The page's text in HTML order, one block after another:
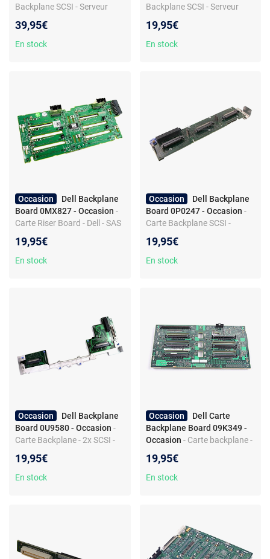
Backplane SCSI - Serveur
39,95€
En stock
Backplane SCSI - Serveur
19,95€
En stock
Occasion
Dell Backplane
Board 0MX827 - Occasion -
Carte Riser Board - Dell - SAS
19,95€
En stock
Occasion
Dell Backplane
Board 0P0247 - Occasion -
Carte Backplane SCSI -
seconde main
19,95€
En stock
Occasion
Dell Backplane
Board 0U9580 - Occasion -
Carte Backplane - 2x SCSI -
19,95€
En stock
Occasion
Dell Carte
Backplane Board 09K349 -
Occasion - Carte backplane -
PowerEdge 2600
19,95€
En stock